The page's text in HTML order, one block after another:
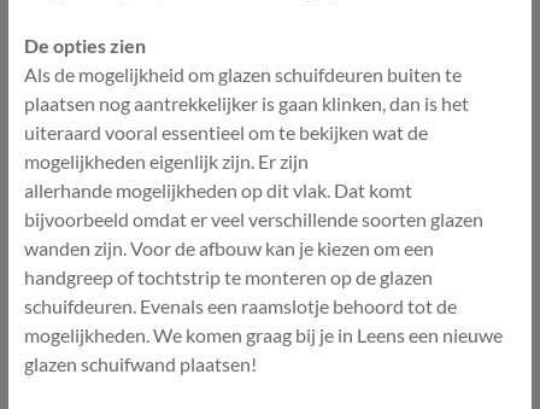
De opties zien
Als de mogelijkheid om glazen schuifdeuren buiten te
plaatsen nog aantrekkelijker is gaan klinken, dan is het
uiteraard vooral essentieel om te bekijken wat de
mogelijkheden eigenlijk zijn. Er zijn
allerhande mogelijkheden op dit vlak. Dat komt
bijvoorbeeld omdat er veel verschillende soorten glazen
wanden zijn. Voor de afbouw kan je kiezen om een
handgreep of tochtstrip te monteren op de glazen
schuifdeuren. Evenals een raamslotje behoord tot de
mogelijkheden. We komen graag bij je in Leens een nieuwe
glazen schuifwand plaatsen!